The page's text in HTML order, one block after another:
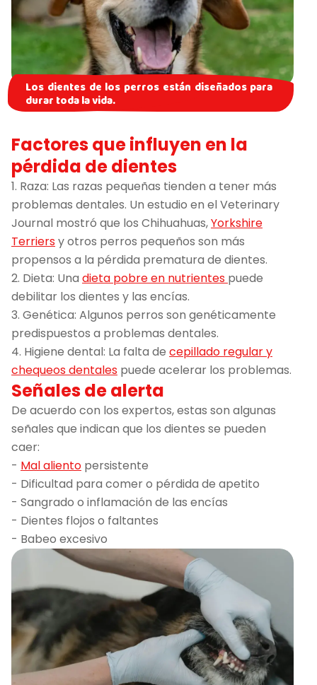
Los dientes de los perros están diseñados para
durar toda la vida.
Factores que influyen en la
pérdida de dientes
1. Raza: Las razas pequeñas tienden a tener más
problemas dentales. Un estudio en el Veterinary
Journal mostró que los Chihuahuas,Yorkshire
Terriersy otros perros pequeños son más
propensos a la pérdida prematura de dientes.
2. Dieta: Una dieta pobre en nutrientes puede
debilitar los dientes y las encías.
3. Genética: Algunos perros son genéticamente
predispuestos a problemas dentales.
4. Higiene dental: La falta de cepillado regular y
chequeos dentales puede acelerar los problemas.
Señales de alerta
De acuerdo con los expertos, estas son algunas
señales que indican que los dientes se pueden
caer:
- Mal aliento persistente
- Dificultad para comer o pérdida de apetito
- Sangrado o inflamación de las encías
- Dientes flojos o faltantes
- Babeo excesivo